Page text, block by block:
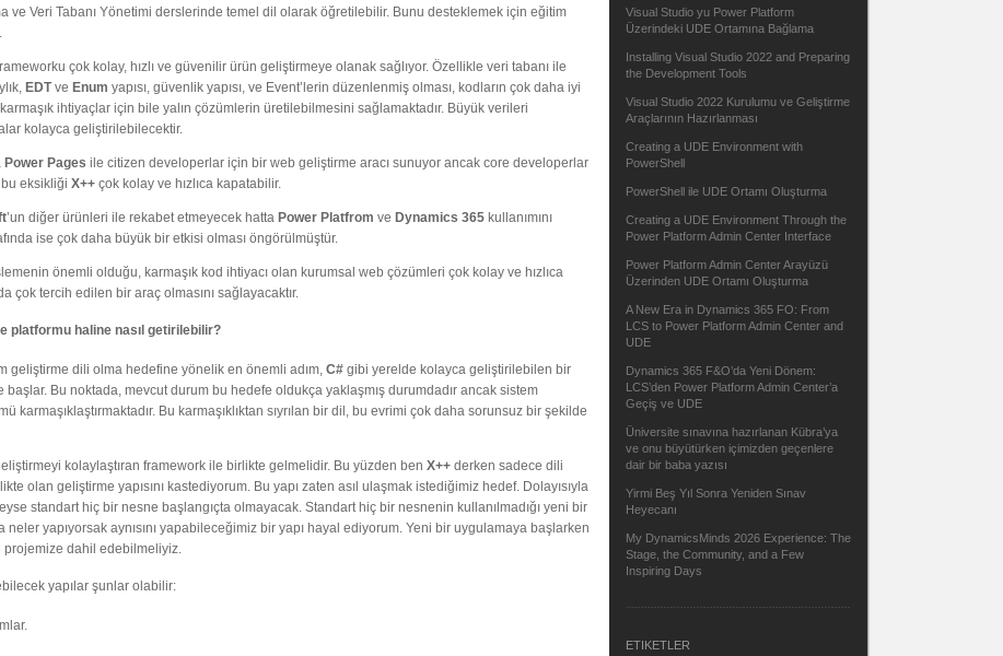
ve Veri Tabanı Yönetimi derslerinde temel dil olarak öğretilebilir. Bunu desteklemek için eğitim
çok kolay, hızlı ve güvenilir ürün geliştirmeye olanak sağlıyor. Özellikle veri tabanı ile
EDTve Enum yapısı, güvenlik yapısı, ve Event’lerin düzenlenmiş olması, kodların çok daha iyi
ihtiyaçlar için bile yalın çözümlerin üretilebilmesini sağlamaktadır. Büyük verileri
kolayca geliştirilebilecektir.
Power Pages ile citizen developerlar için bir web geliştirme aracı sunuyor ancak core developerlar
eksikliği X++ çok kolay ve hızlıca kapatabilir.
’un diğer ürünleri ile rekabet etmeyecek hatta Power Platfrom ve Dynamics 365 kullanımını
ise çok daha büyük bir etkisi olması öngörülmüştür.
önemli olduğu, karmaşık kod ihtiyacı olan kurumsal web çözümleri çok kolay ve hızlıca
çok tercih edilen bir araç olmasını sağlayacaktır.
platformu haline nasıl getirilebilir?
geliştirme dili olma hedefine yönelik en önemli adım, C# gibi yerelde kolayca geliştirilebilen bir
başlar. Bu noktada, mevcut durum bu hedefe oldukça yaklaşmış durumdadır ancak sistem
karmaşıklaştırmaktadır. Bu karmaşıklıktan sıyrılan bir dil, bu evrimi çok daha sorunsuz bir şekilde
kolaylaştıran framework ile birlikte gelmelidir. Bu yüzden ben X++ derken sadece dili
olan geliştirme yapısını kastediyorum. Bu yapı zaten asıl ulaşmak istediğimiz hedef. Dolayısıyla
standart hiç bir nesne başlangıçta olmayacak. Standart hiç bir nesnenin kullanılmadığı yeni bir
neler yapıyorsak aynısını yapabileceğimiz bir yapı hayal ediyorum. Yeni bir uygulamaya başlarken
projemize dahil edebilmeliyiz.
yapılar şunlar olabilir:
Visual Studio yu Power Platform
Üzerindeki UDE Ortamına Bağlama
Installing Visual Studio 2022 and Preparing
the Development Tools
Visual Studio 2022 Kurulumu ve Geliştirme
Araçlarının Hazırlanması
Creating a UDE Environment with
PowerShell
PowerShell ile UDE Ortamı Oluşturma
Creating a UDE Environment Through the
Power Platform Admin Center Interface
Power Platform Admin Center Arayüzü
Üzerinden UDE Ortamı Oluşturma
A New Era in Dynamics 365 FO: From
LCS to Power Platform Admin Center and
UDE
Dynamics 365 F&O’da Yeni Dönem:
LCS’den Power Platform Admin Center’a
Geçiş ve UDE
Üniversite sınavına hazırlanan Kübra’ya
ve onu büyütürken içimizden geçenlere
dair bir baba yazısı
Yirmi Beş Yıl Sonra Yeniden Sınav
Heyecanı
My DynamicsMinds 2026 Experience: The
Stage, the Community, and a Few
Inspiring Days
ETIKETLER